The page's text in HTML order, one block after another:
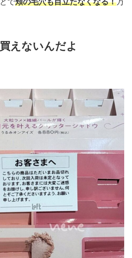
で頬の毛穴も目立たなくなる！万
えないんだよ